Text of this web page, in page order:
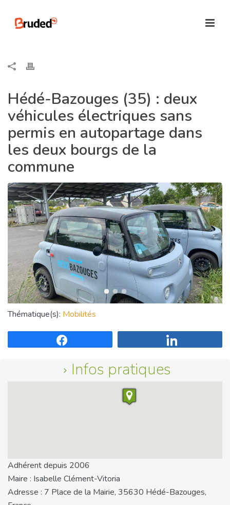
Hédé-Bazouges (35) : deux
véhicules électriques sans
permis en autopartage dans
les deux bourgs de la
commune
Thématique(s): Mobilités
Infos pratiques
Adhérent depuis 2006
Maire : Isabelle Clément-Vitoria
Adresse : 7 Place de la Mairie, 35630 Hédé-Bazouges,